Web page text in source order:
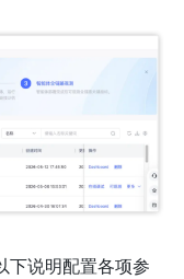
下说明配置各项参